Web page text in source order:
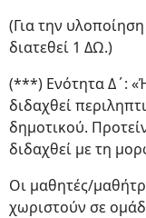
(Για την
διατεθεί 1 ΔΩ.)
(***) Ενότητα Δ΄:
διδαχθεί
δημοτικού.
διδαχθεί με τη
Οι μαθητές/
χωριστούν σε